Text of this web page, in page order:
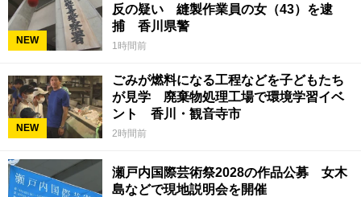
NEW
反の疑い 縫製作業員の女（43）を逮
捕 香川県警
1時間前
NEW
ごみが燃料になる工程などを子どもたち
が見学 廃棄物処理工場で環境学習イベ
ント 香川・観音寺市
2時間前
瀬戸内国際芸術祭2028の作品公募 女木
島などで現地説明会を開催